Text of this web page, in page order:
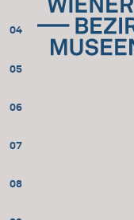
04
05
06
07
08